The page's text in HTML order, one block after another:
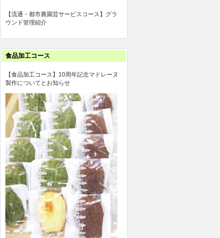
【流通・都市農園芸サービスコース】グラ
ウンド管理紹介
食品加工コース
【食品加工コース】10周年記念マドレーヌ
製作についてとお知らせ